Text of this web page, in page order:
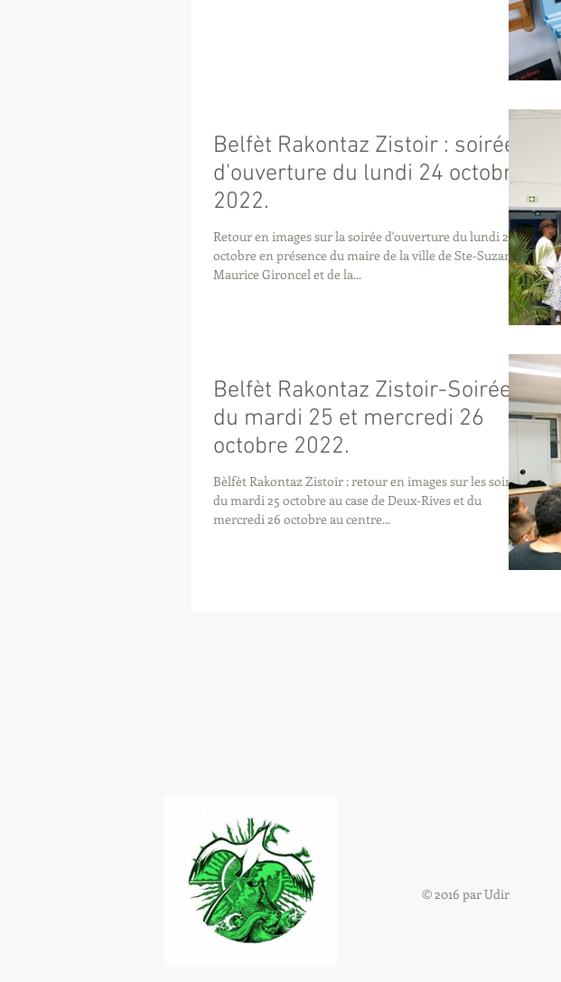
Belfèt Rakontaz Zistoir : soirée
d'ouverture du lundi 24 octobre
2022.
Retour en images sur la soirée d'ouverture du lundi 24
octobre en présence du maire de la ville de Ste-Suzanne,
Maurice Gironcel et de la...
Belfèt Rakontaz Zistoir-Soirées
du mardi 25 et mercredi 26
octobre 2022.
Bèlfèt Rakontaz Zistoir : retour en images sur les soirées
du mardi 25 octobre au case de Deux-Rives et du
mercredi 26 octobre au centre...
© 2016 par Udir